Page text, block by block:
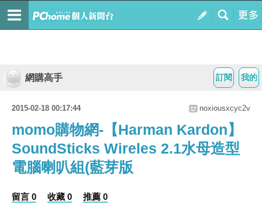
我的
訂閱
網購高手
2015-02-18 00:17:44 noxiousxcyc2v
momo購物網-【Harman Kardon】
SoundSticks Wireles 2.1水母造型
電腦喇叭組(藍芽版
留言 0 收藏 0 推薦 0